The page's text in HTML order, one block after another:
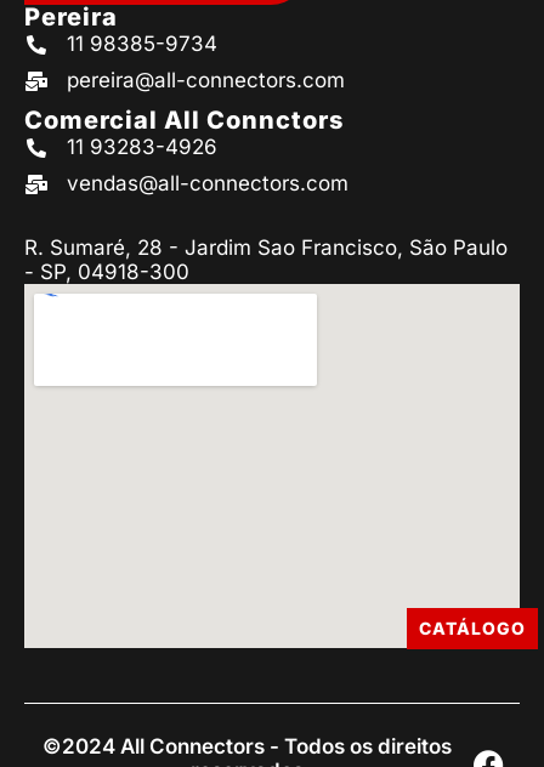
Pereira
11 98385-9734
pereira@all-connectors.com
Comercial All Connctors
11 93283-4926
vendas@all-connectors.com
R. Sumaré, 28 - Jardim Sao Francisco, São Paulo
- SP, 04918-300
©2024 All Connectors - Todos os direitos
CATÁLOGO